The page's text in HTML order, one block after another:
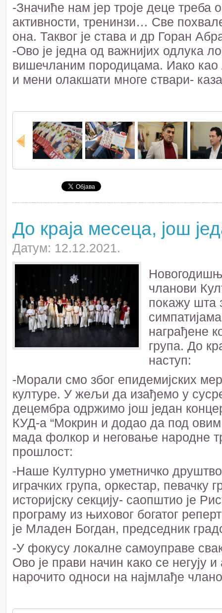
-Значиће нам јер троје деце треба
активности, тренинзи… Све
она. Таквог је става и др Горан
-Ово је једна од важнијих одлука
вишечланим породицама. Иако
и мени олакшати многе ствари-
До краја месеца, још
Датум: 12.12.2021.
чланови
покажу шта
награђене
група. До
наступ:
-Морали смо због епидемијских
културе. У жељи да изађемо у
децембра одржимо још један
КУД-а “Мокрин и додао да под
мада фолкор и неговање народне
прошлост:
-Наше Културно уметничко
играчких група, оркестар, певачку
историјску секцију- саопштио је
програму из њиховог богатог
је Младен Богдан, председник
-У фокусу локалне самоуправе
Ово је прави начин како се
нарочито односи на најмлађе